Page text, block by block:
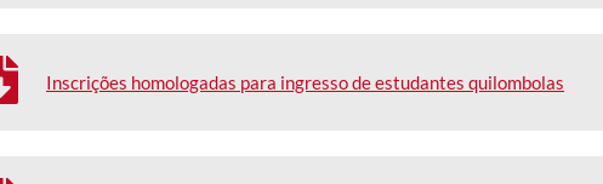
Inscrições homologadas para ingresso de estudantes quilombolas